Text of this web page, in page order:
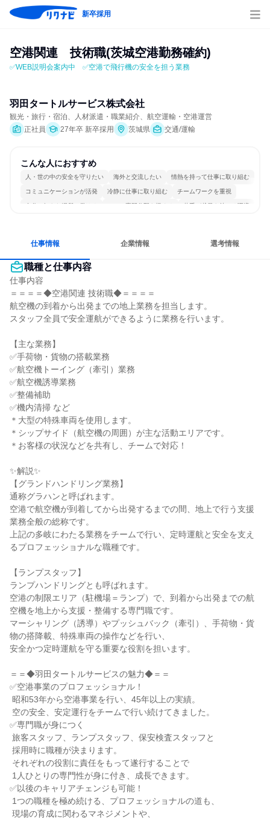
新卒採用
空港関連　技術職(茨城空港勤務確約)
✅WEB説明会案内中　✅空港で飛行機の安全を担う業務
羽田タートルサービス株式会社
観光・旅行・宿泊、人材派遣・職業紹介、航空運輸・空港運営
正社員
27年卒 新卒採用 茨城県 交通/運輸
こんな人におすすめ
人・世の中の安全を守りたい 海外と交流したい 情熱を持って仕事に取り組む
コミュニケーションが活発 冷静に仕事に取り組む チームワークを重視
自分の好きな場所で働ける 一つの専門分野を極める 若手が裁量を持てる環境
仕事情報 企業情報 選考情報
職種と仕事内容
仕事内容
＝＝＝＝◆空港関連 技術職◆＝＝＝＝
航空機の到着から出発までの地上業務を担当します。
スタッフ全員で安全運航ができるように業務を行います。
【主な業務】
✅手荷物・貨物の搭載業務
✅航空機トーイング（牽引）業務
✅航空機誘導業務
✅整備補助
✅機内清掃 など
＊大型の特殊車両を使用します。
＊シップサイド（航空機の周囲）が主な活動エリアです。
＊お客様の状況などを共有し、チームで対応！
✨解説✨
【グランドハンドリング業務】
通称グラハンと呼ばれます。
空港で航空機が到着してから出発するまでの間、地上で行う支援
業務全般の総称です。
上記の多岐にわたる業務をチームで行い、定時運航と安全を支え
るプロフェッショナルな職種です。
【ランプスタッフ】
ランプハンドリングとも呼ばれます。
空港の制限エリア（駐機場＝ランプ）で、到着から出発までの航
空機を地上から支援・整備する専門職です。
マーシャリング（誘導）やプッシュバック（牽引）、手荷物・貨
物の搭降載、特殊車両の操作などを行い、
安全かつ定時運航を守る重要な役割を担います。
＝＝◆羽田タートルサービスの魅力◆＝＝
✅空港事業のプロフェッショナル！
✅専門職が身につく
✅以後のキャリアチェンジも可能！